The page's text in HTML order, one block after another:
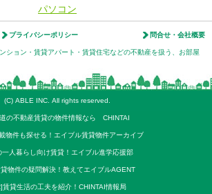
パソコン
プライバシーポリシー 問合せ・会社概要
ション・賃貸アパート・賃貸住宅などの不動産を扱う、お部屋
(C) ABLE INC. All rights reserved.
の不動産賃貸の物件情報なら CHINTAI
物件も探せる！エイブル賃貸物件アーカイブ
一人暮らし向け賃貸！エイブル進学応援部
物件の疑問解決！教えてエイブルAGENT
賃貸生活の工夫を紹介！CHINTAI情報局